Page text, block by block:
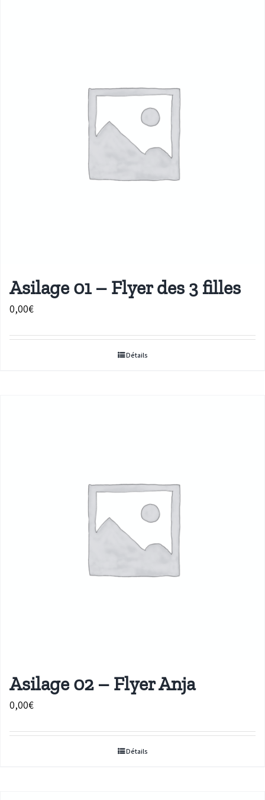
Asilage 01 – Flyer des 3 filles
0,00€
Détails
Asilage 02 – Flyer Anja
0,00€
Détails